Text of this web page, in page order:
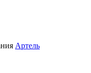
Артель